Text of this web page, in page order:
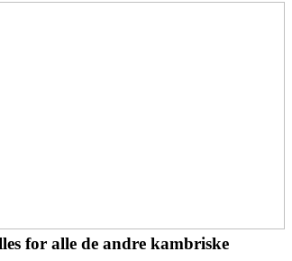
for alle de andre kambriske